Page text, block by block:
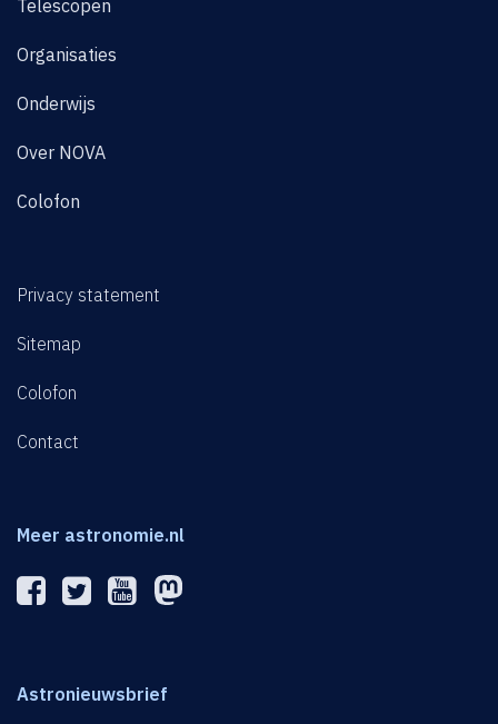
Telescopen
Organisaties
Onderwijs
Over NOVA
Colofon
Privacy statement
Sitemap
Colofon
Contact
Meer astronomie.nl
Astronieuwsbrief